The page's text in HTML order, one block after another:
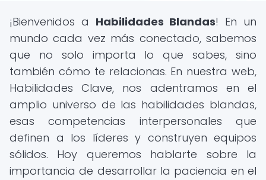
¡Bienvenidos a Habilidades Blandas! En un
mundo cada vez más conectado, sabemos
que no solo importa lo que sabes, sino
también cómo te relacionas. En nuestra web,
Habilidades Clave, nos adentramos en el
amplio universo de las habilidades blandas,
esas competencias interpersonales que
definen a los líderes y construyen equipos
sólidos. Hoy queremos hablarte sobre la
importancia de desarrollar la paciencia en el